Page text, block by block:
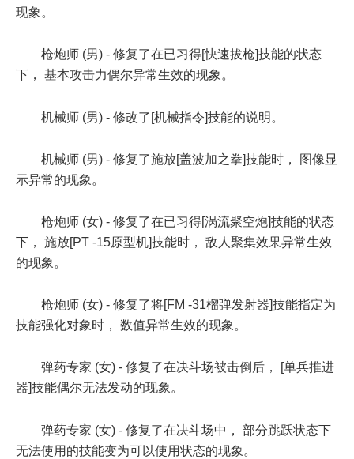
现象。
枪炮师 (男) - 修复了在已习得[快速拔枪]技能的状态
下， 基本攻击力偶尔异常生效的现象。
机械师 (男) - 修改了[机械指令]技能的说明。
机械师 (男) - 修复了施放[盖波加之拳]技能时， 图像显
示异常的现象。
枪炮师 (女) - 修复了在已习得[涡流聚空炮]技能的状态
下， 施放[PT -15原型机]技能时， 敌人聚集效果异常生效
的现象。
枪炮师 (女) - 修复了将[FM -31榴弹发射器]技能指定为
技能强化对象时， 数值异常生效的现象。
弹药专家 (女) - 修复了在决斗场被击倒后， [单兵推进
器]技能偶尔无法发动的现象。
弹药专家 (女) - 修复了在决斗场中， 部分跳跃状态下
无法使用的技能变为可以使用状态的现象。